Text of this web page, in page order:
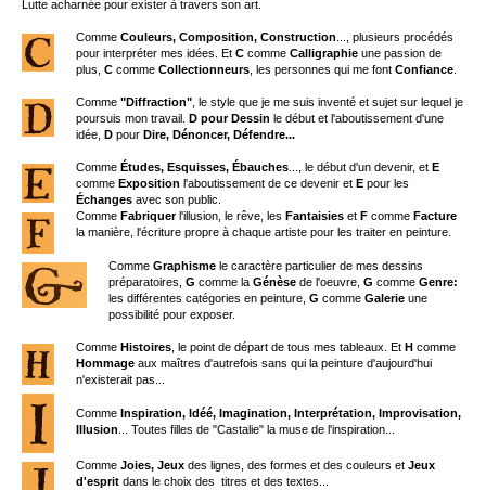
Lutte acharnée pour exister à travers son art.
Comme Couleurs, Composition, Construction ..., plusieurs procédés
pour interpréter mes idées. Et C comme Calligraphie une passion de
plus, C comme Collectionneurs , les personnes qui me font Confiance
Comme "Diffraction" , le style que je me suis inventé et sujet sur lequel je
poursuis mon travail. D pour Dessin le début et l'aboutissement d'une
idée, D pour Dire, Dénoncer, Défendre...
Comme Études, Esquisses, Ébauches ..., le début d'un devenir, et E
comme Exposition l'aboutissement de ce devenir et E pour les
Échanges avec son public.
Comme Fabriquerl'illusion, le rêve, les Fantaisies et F comme Facture
la manière, l'écriture propre à chaque artiste pour les traiter en peinture.
Comme Graphisme le caractère particulier de mes dessins
préparatoires, G comme la Génèse de l'oeuvre, G comme Genre:
les différentes catégories en peinture, G comme Galerie une
possibilité pour exposer.
Comme Histoires , le point de départ de tous mes tableaux. Et H comme
Hommage aux maîtres d'autrefois sans qui la peinture d'aujourd'hui
n'existerait pas...
Comme Inspiration, Idéé, Imagination, Interprétation, Improvisation,
Illusion ... Toutes filles de "Castalie" la muse de l'inspiration...
Comme Joies, Jeux des lignes, des formes et des couleurs et Jeux
d'esprit dans le choix des titres et des textes...